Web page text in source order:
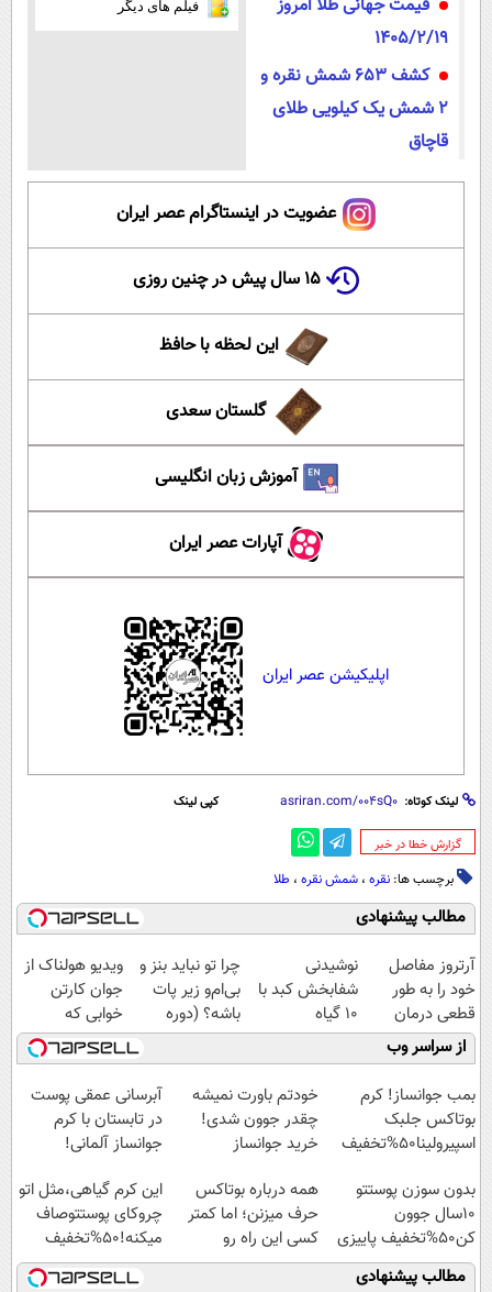
قیمت جهانی طلا امروز
1405/2/19
کشف ۶۵۳ شمش نقره و
۲ شمش یک کیلویی طلای
قاچاق
فیلم های دیگر
عضویت در اینستاگرام عصر ایران
۱۵ سال پیش در چنین روزی
این لحظه با حافظ
گلستان سعدی
آموزش زبان انگلیسی
آپارات عصر ایران
اپلیکیشن عصر ایران
لینک کوتاه: کپی لینک
‌گزارش خطا در خبر
برچسب ها: نقره ، شمش نقره ، طلا
مطالب پیشنهادی
آرتروز مفاصل
خود را به طور
قطعی درمان
کنید!
◗پرسش‌نامه◖
نوشیدنی
شفابخش کبد با
10 گیاه
موثر(تخفیف تا
امشب)
چرا تو نباید بنز و
بی‌ام‌و زیر پات
باشه؟ (دوره
رایگان درآمد
میلیاردی)
ویدیو هولناک از
جوان کارتن
خوابی که
میلیاردر شد.
آموزش رایگان
از سراسر وب
بمب جوانساز! کرم
بوتاکس جلبک
اسپیرولینا50%تخفیف
خودتم باورت نمیشه
چقدر جوون شدی!
خرید جوانساز
ویژه
آبرسانی عمقی پوست
در تابستان با کرم
جوانساز آلمانی!
بدون سوزن پوستتو
10سال جوون
کن50%تخفیف پاییزی
همه درباره بوتاکس
حرف میزنن؛ اما کمتر
کسی این راه رو
میشناسه.
این کرم گیاهی،مثل اتو
چروکای پوستتوصاف
میکنه!50%تخفیف
مطالب پیشنهادی